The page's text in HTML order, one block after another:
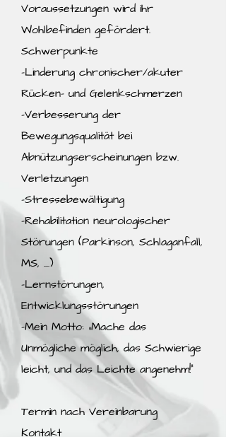
Voraussetzungen wird ihr
Wohlbefinden gefördert.
Schwerpunkte
-Linderung chronischer/akuter
Rücken- und Gelenkschmerzen
-Verbesserung der
Bewegungsqualität bei
Abnützungserscheinungen bzw.
Verletzungen
-Stressebewältigung
-Rehabilitation neurologischer
Störungen (Parkinson, Schlaganfall,
MS, ....)
-Lernstörungen,
Entwicklungsstörungen
-Mein Motto: „Mache das
Unmögliche möglich, das Schwierige
leicht, und das Leichte angenehm!“
Termin nach Vereinbarung
Kontakt